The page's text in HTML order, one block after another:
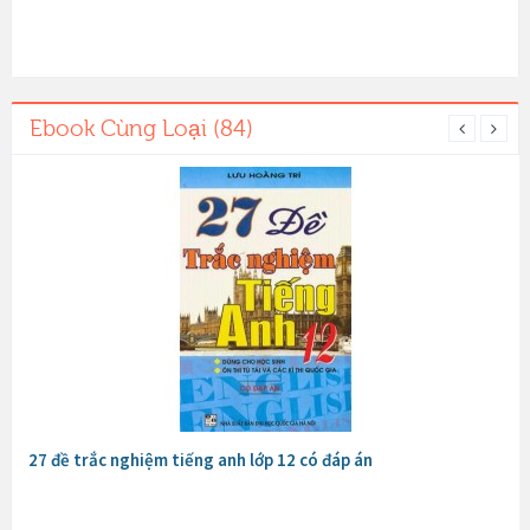
Ebook Cùng Loại (84)
27 đề trắc nghiệm tiếng anh lớp 12 có đáp án